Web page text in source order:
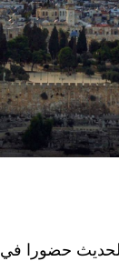
الحديث حضورا في